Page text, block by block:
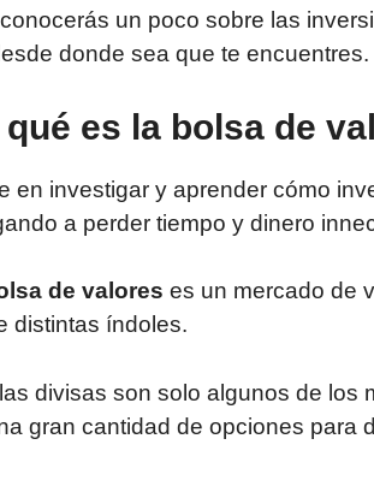
un poco sobre las
donde sea que te encuentres.
es la bolsa de
en investigar y aprender cómo
a perder tiempo y dinero
de valores es un mercado de
distintas índoles.
divisas son solo algunos de los
gran cantidad de opciones para